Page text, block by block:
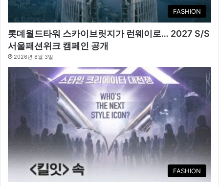
FASHION
롯데월드타워 스카이브릿지가 런웨이로… 2027 S/S
서울패션위크 캠페인 공개
2026년 8월 3일
FASHION